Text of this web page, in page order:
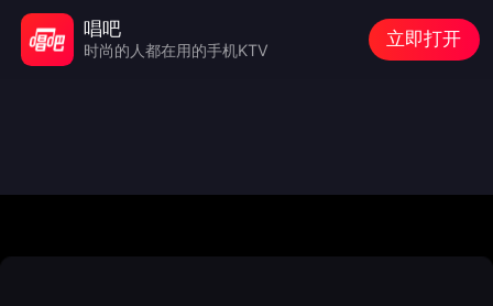
唱吧
时尚的人都在用的手机KTV
立即打开